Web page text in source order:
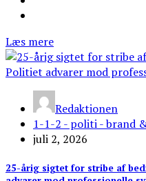
Læs mere
Redaktionen
1-1-2 - politi - brand
juli 2, 2026
25-årig sigtet for stribe af